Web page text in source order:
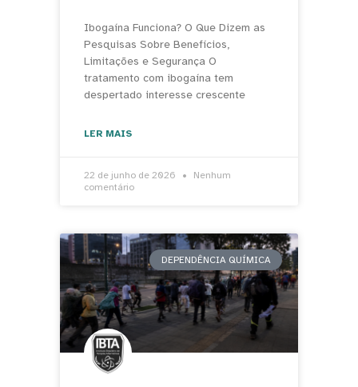
Ibogaína Funciona? O Que Dizem as
Pesquisas Sobre Benefícios,
Limitações e Segurança O
tratamento com ibogaína tem
despertado interesse crescente
LER MAIS
22 de junho de 2026
Nenhum
comentário
DEPENDÊNCIA QUÍMICA